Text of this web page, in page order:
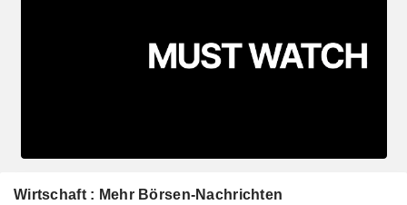
Wirtschaft : Mehr Börsen-Nachrichten